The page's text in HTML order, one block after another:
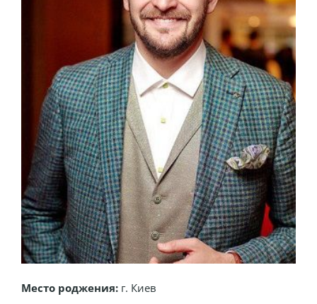
Место роджения: г. Киев